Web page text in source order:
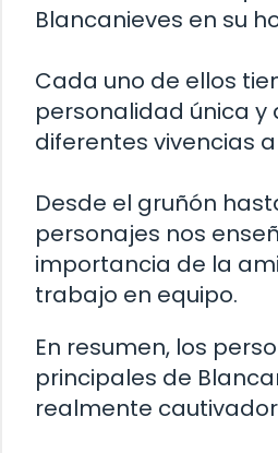
Blancanieves en su
Cada uno de ellos
personalidad única y
diferentes vivencias
Desde el gruñón
personajes nos
importancia de la
trabajo en equipo.
En resumen, los
principales de
realmente